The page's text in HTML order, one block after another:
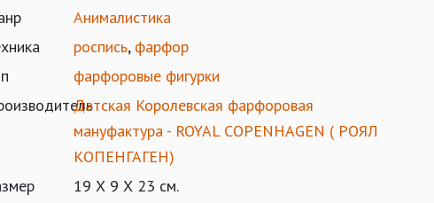
Анималистика
роспись, фарфор
фарфоровые фигурки
Датская Королевская фарфоровая
мануфактура - ROYAL COPENHAGEN ( РОЯЛ
КОПЕНГАГЕН)
19 Х 9 Х 23 см.